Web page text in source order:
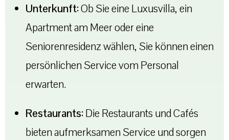
Unterkunft:Ob Sie eine Luxusvilla, ein
Apartment am Meer oder eine
Seniorenresidenz wählen, Sie können einen
persönlichen Service vom Personal
erwarten.
Restaurants:Die Restaurants und Cafés
bieten aufmerksamen Service und sorgen